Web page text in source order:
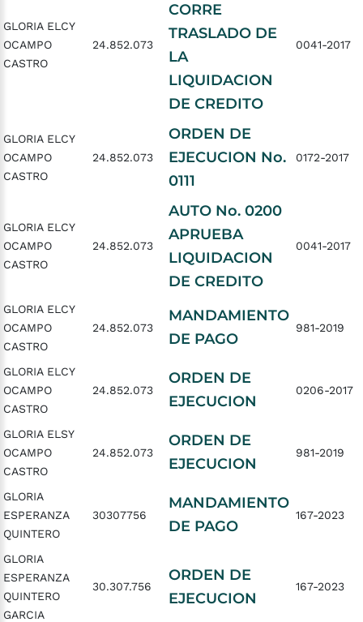
GLORIA ELCY
OCAMPO
CASTRO
24.852.073
CORRE
TRASLADO DE
LA
LIQUIDACION
DE CREDITO
0041-2017
GLORIA ELCY
OCAMPO
CASTRO
24.852.073
ORDEN DE
EJECUCION No.
0111
0172-2017
GLORIA ELCY
OCAMPO
CASTRO
24.852.073
AUTO No. 0200
APRUEBA
LIQUIDACION
DE CREDITO
0041-2017
GLORIA ELCY
OCAMPO
CASTRO
24.852.073
MANDAMIENTO
DE PAGO
981-2019
GLORIA ELCY
OCAMPO
CASTRO
24.852.073
ORDEN DE
EJECUCION
0206-2017
GLORIA ELSY
OCAMPO
CASTRO
24.852.073
ORDEN DE
EJECUCION
981-2019
GLORIA
ESPERANZA
QUINTERO
30307756
MANDAMIENTO
DE PAGO
167-2023
GLORIA
ESPERANZA
QUINTERO
GARCIA
30.307.756
ORDEN DE
EJECUCION
167-2023